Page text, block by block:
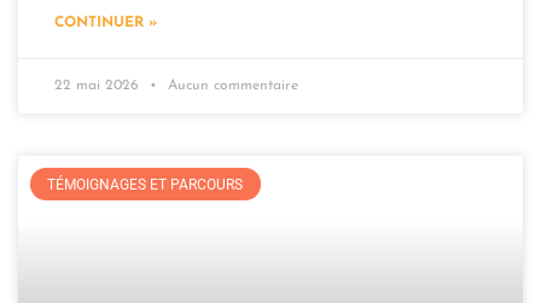
CONTINUER »
22 mai 2026 Aucun commentaire
TÉMOIGNAGES ET PARCOURS